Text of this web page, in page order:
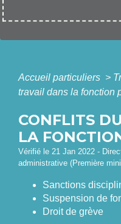
Accueil particuliers >
travail dans la fonction
CONFLITS
LA
Vérifié le 21 Jan 2022 -
administrative (Première
Sanctions
Suspension de
Droit de grève